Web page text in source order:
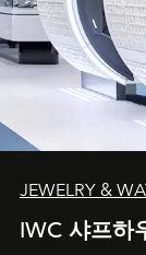
JEWELRY &
IWC 샤프하